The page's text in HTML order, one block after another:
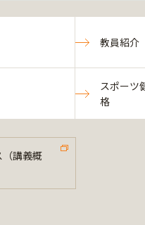
教員紹介
スポーツ
格
講義概